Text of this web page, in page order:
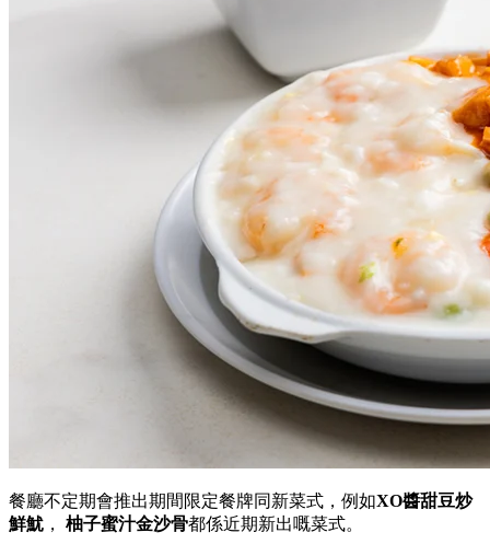
餐廳不定期會推出期間限定餐牌同新菜式，例如XO醬甜豆炒
鮮魷 ， 柚子蜜汁金沙骨都係近期新出嘅菜式。